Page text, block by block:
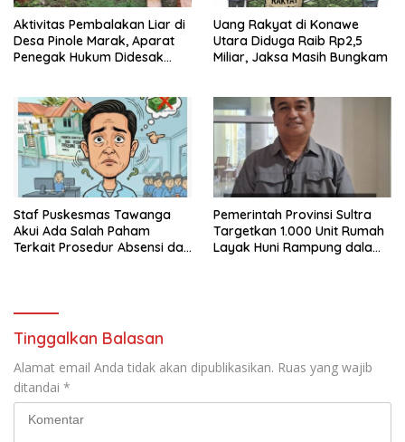
Aktivitas Pembalakan Liar di
Desa Pinole Marak, Aparat
Penegak Hukum Didesak
Uang Rakyat di Konawe
Utara Diduga Raib Rp2,5
Miliar, Jaksa Masih Bungkam
Staf Puskesmas Tawanga
Akui Ada Salah Paham
Terkait Prosedur Absensi dan
Pemerintah Provinsi Sultra
Targetkan 1.000 Unit Rumah
Layak Huni Rampung dalam
Tinggalkan Balasan
Alamat email Anda tidak akan dipublikasikan. Ruas yang wajib
ditandai *